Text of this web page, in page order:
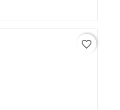
favorite_border